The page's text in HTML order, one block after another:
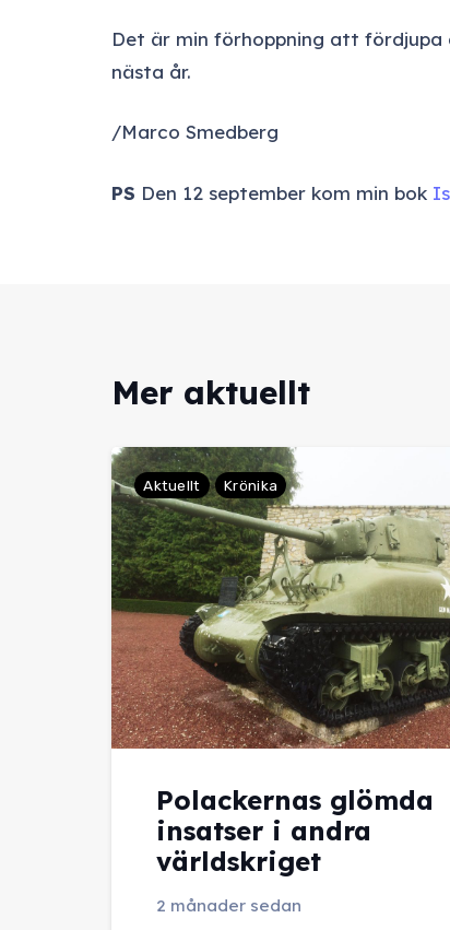
Det är min förhoppning att fördjupa
nästa år.
/Marco Smedberg
PS Den 12 september kom min bok
Mer aktuellt
Aktuellt Krönika
Polackernas glömda
insatser i andra
världskriget
2 månader sedan